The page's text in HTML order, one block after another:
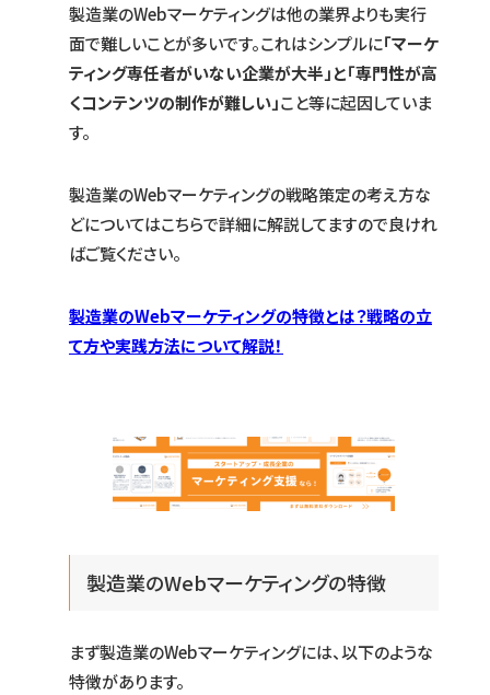
製造業のWebマーケティングは他の業界よりも実行
面で難しいことが多いです。これはシンプルに「マーケ
ティング専任者がいない企業が大半」と「専門性が高
くコンテンツの制作が難しい」こと等に起因していま
す。
製造業のWebマーケティングの戦略策定の考え方な
どについてはこちらで詳細に解説してますので良けれ
ばご覧ください。
製造業のWebマーケティングの特徴とは？戦略の立
て方や実践方法について解説！
製造業のWebマーケティングの特徴
まず製造業のWebマーケティングには、以下のような
特徴があります。